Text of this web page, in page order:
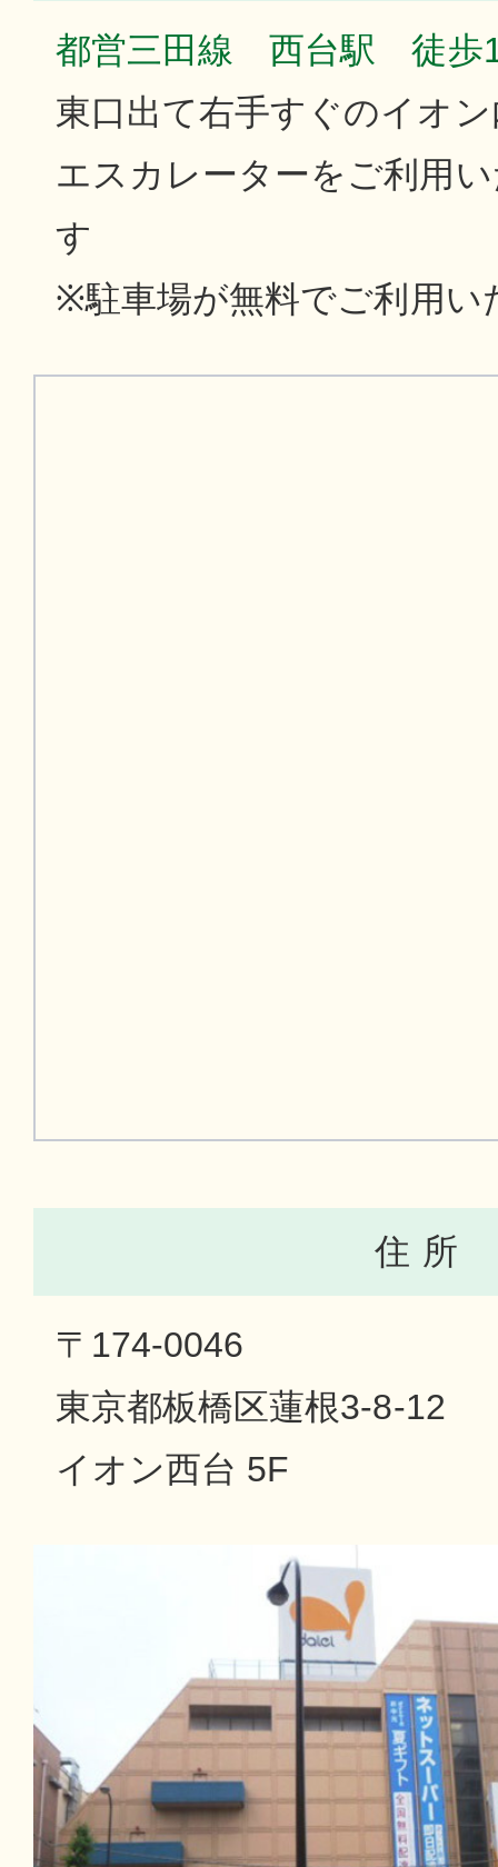
都営三田線 西台駅 徒歩
東口出て右手すぐのイオ
エスカレーターをご利用
す
※駐車場が無料でご利用い
住 所
〒174-0046
東京都板橋区蓮根3-8-12
イオン西台 5F